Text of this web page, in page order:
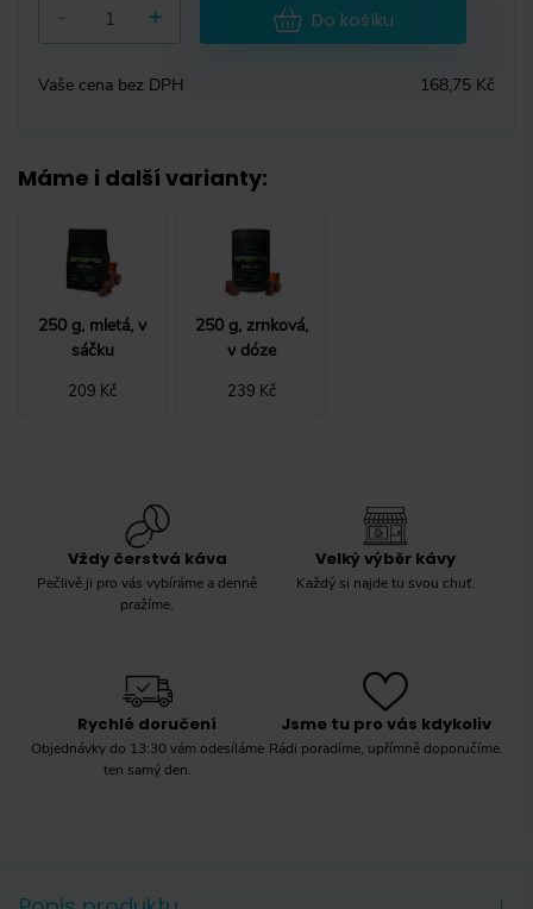
+ Do košíku
Vaše cena bez DPH 168,75 Kč
Máme i další varianty:
250 g, mletá, v
sáčku
209 Kč
250 g, zrnková,
v dóze
239 Kč
Vždy čerstvá káva
Pečlivě ji pro vás vybíráme a denně
pražíme.
Velký výběr kávy
Každý si najde tu svou chuť.
Rychlé doručení
Objednávky do 13:30 vám odesíláme
ten samý den.
Jsme tu pro vás kdykoliv
Rádi poradíme, upřímně doporučíme.